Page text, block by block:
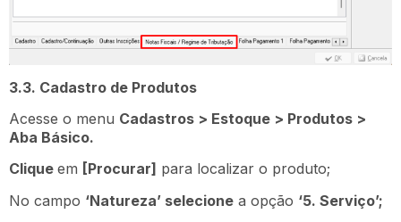
3.3. Cadastro de Produtos
Acesse o menu Cadastros > Estoque > Produtos >
Aba Básico.
Clique em [Procurar] para localizar o produto;
No campo ‘Natureza’ selecione a opção ‘5. Serviço’;